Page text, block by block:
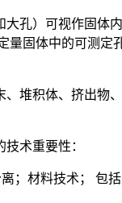
孔）可视作固体
量固体中的可测
、堆积体、挤出物
术重要性：
；材料技术； 包